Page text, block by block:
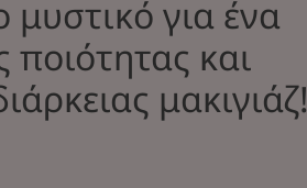
μυστικό για ένα
ποιότητας και
μακιγιάζ!